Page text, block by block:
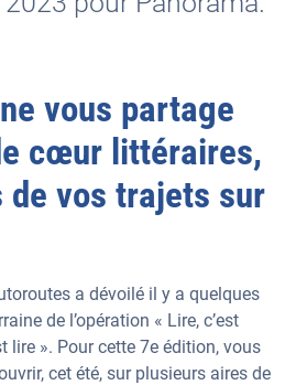
vous partage
cœur littéraires,
de vos trajets sur
a dévoilé il y a quelques
de l’opération « Lire, c’est
lire ». Pour cette 7e édition, vous
cet été, sur plusieurs aires de